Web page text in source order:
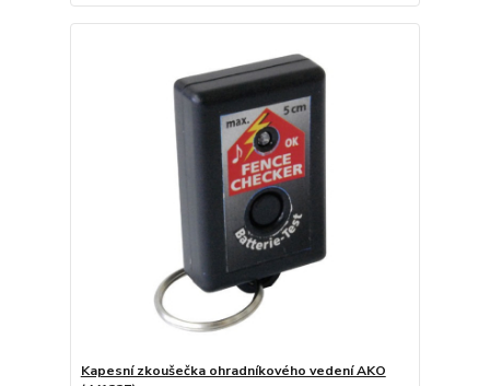
Kapesní zkoušečka ohradníkového vedení AKO